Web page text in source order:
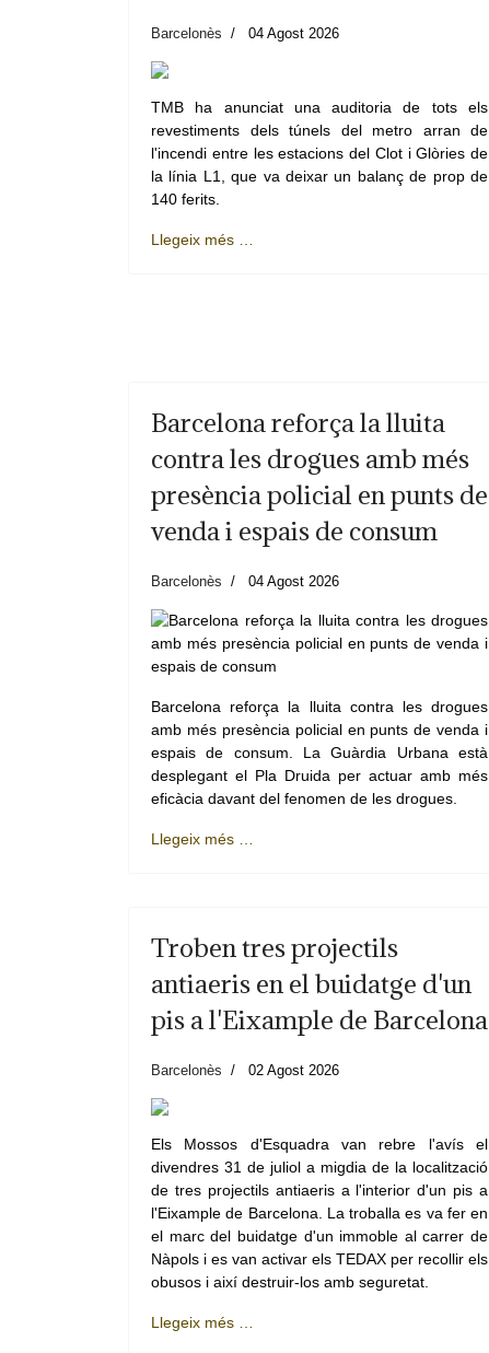
Barcelonès 04 Agost 2026
TMB ha anunciat una auditoria de tots els
revestiments dels túnels del metro arran de
l'incendi entre les estacions del Clot i Glòries de
la línia L1, que va deixar un balanç de prop de
140 ferits.
Llegeix més …
Barcelona reforça la lluita
contra les drogues amb més
presència policial en punts de
venda i espais de consum
Barcelonès 04 Agost 2026
Barcelona reforça la lluita contra les drogues
amb més presència policial en punts de venda i
espais de consum. La Guàrdia Urbana està
desplegant el Pla Druida per actuar amb més
eficàcia davant del fenomen de les drogues.
Llegeix més …
Troben tres projectils
antiaeris en el buidatge d'un
pis a l'Eixample de Barcelona
Barcelonès 02 Agost 2026
Els Mossos d'Esquadra van rebre l'avís el
divendres 31 de juliol a migdia de la localització
de tres projectils antiaeris a l'interior d'un pis a
l'Eixample de Barcelona. La troballa es va fer en
el marc del buidatge d'un immoble al carrer de
Nàpols i es van activar els TEDAX per recollir els
obusos i així destruir-los amb seguretat.
Llegeix més …